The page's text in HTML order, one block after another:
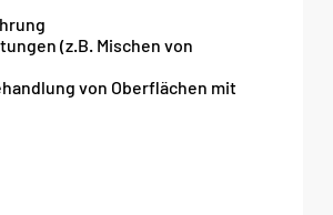
(z.B. Mischen von
von Oberflächen mit